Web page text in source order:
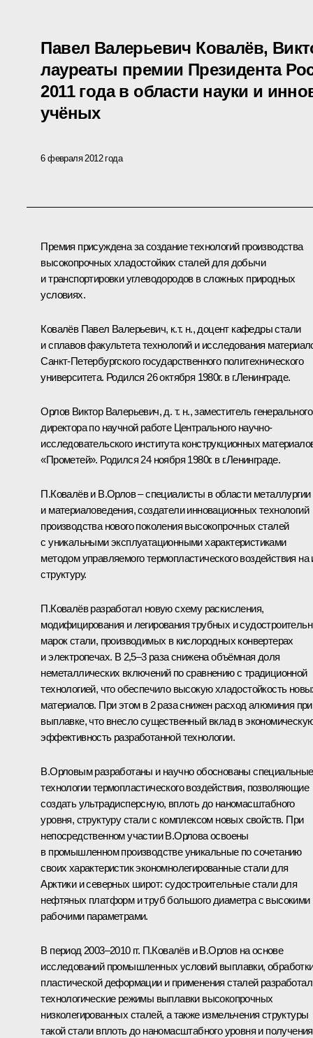
Павел Валерьевич Ковалёв,
лауреаты премии Президента
2011 года в области науки и
учёных
6 февраля 2012 года
Премия присужденаза создание технологий производства
высокопрочных хладостойких сталей для добычи
и транспортировки углеводородов в сложных природных
условиях.
Ковалёв Павел Валерьевич, к.т. н., доцент кафедры стали
и сплавов факультета технологий и исследования
Санкт-Петербургского государственного политехнического
университета. Родился 26 октября 1980г. в г.Ленинграде.
Орлов Виктор Валерьевич, д. т. н., заместитель генерального
директора по научной работе Центрального научно-
исследовательского института конструкционных
«Прометей». Родился 24 ноября 1980г. в г.Ленинграде.
П.Ковалёв и В.Орлов – специалисты в области металлургии
и материаловедения, создатели инновационных технологий
производства нового поколения высокопрочных сталей
с уникальными эксплуатационными характеристиками
методом управляемого термопластического воздействия на
структуру.
П.Ковалёв разработал новую схему раскисления,
модифицирования и легирования трубных и
марок стали, производимых в кислородных конвертерах
и электропечах. В 2,5–3 раза снижена объёмная доля
неметаллических включений по сравнению с традиционной
технологией, что обеспечило высокую хладостойкость
материалов. При этом в 2 раза снижен расход алюминия при
выплавке, что внесло существенный вклад в
эффективность разработанной технологии.
В.Орловым разработаны и научно обоснованы специальные
технологии термопластического воздействия, позволяющие
создать ультрадисперсную, вплоть до наномасштабного
уровня, структуру стали с комплексом новых свойств. При
непосредственном участии В.Орлова освоены
в промышленном производстве уникальные по сочетанию
своих характеристик экономнолегированные стали для
Арктики и северных широт: судостроительные стали для
нефтяных платформ и труб большого диаметра с высокими
рабочими параметрами.
В период 2003–2010 гг. П.Ковалёв и В.Орлов на основе
исследований промышленных условий выплавки,
пластической деформации и применения сталей
технологические режимы выплавки высокопрочных
низколегированных сталей, а также измельчения структуры
такой стали вплоть до наномасштабного уровня и получения